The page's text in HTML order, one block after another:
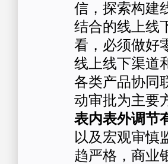
信，探索构建
结合的线上线
看，必须做好
线上线下渠道
各类产品协同
动审批为主要
表内表外调节
以及宏观审慎
趋严格，商业